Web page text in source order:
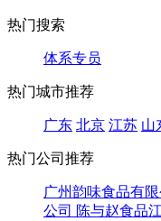
热门搜索
体系专员
热门城市推荐
广东 北京 江苏 山
热门公司推荐
广州韵味食品有限
公司 陈与赵食品